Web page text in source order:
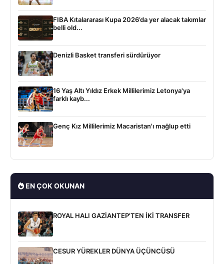
FIBA Kıtalararası Kupa 2026’da yer alacak takımlar
belli old...
Denizli Basket transferi sürdürüyor
16 Yaş Altı Yıldız Erkek Millilerimiz Letonya'ya
farklı kayb...
Genç Kız Millilerimiz Macaristan'ı mağlup etti
EN ÇOK OKUNAN
ROYAL HALI GAZİANTEP'TEN İKİ TRANSFER
CESUR YÜREKLER DÜNYA ÜÇÜNCÜSÜ